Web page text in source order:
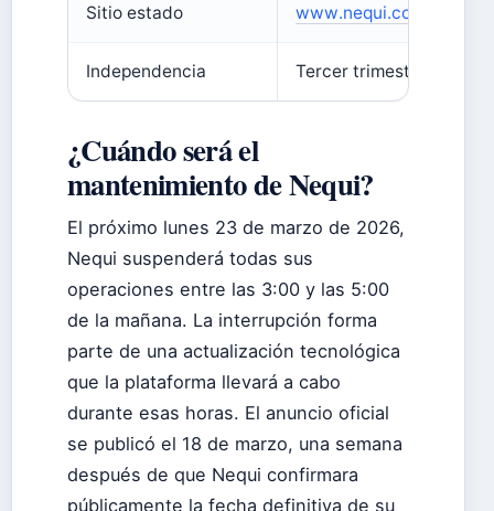
Sitio estado www.nequi.com.co/
Independencia Tercer trimestre 2026
¿Cuándo será el
mantenimiento de Nequi?
El próximo lunes 23 de marzo de 2026,
Nequi suspenderá todas sus
operaciones entre las 3:00 y las 5:00
de la mañana. La interrupción forma
parte de una actualización tecnológica
que la plataforma llevará a cabo
durante esas horas. El anuncio oficial
se publicó el 18 de marzo, una semana
después de que Nequi confirmara
públicamente la fecha definitiva de su